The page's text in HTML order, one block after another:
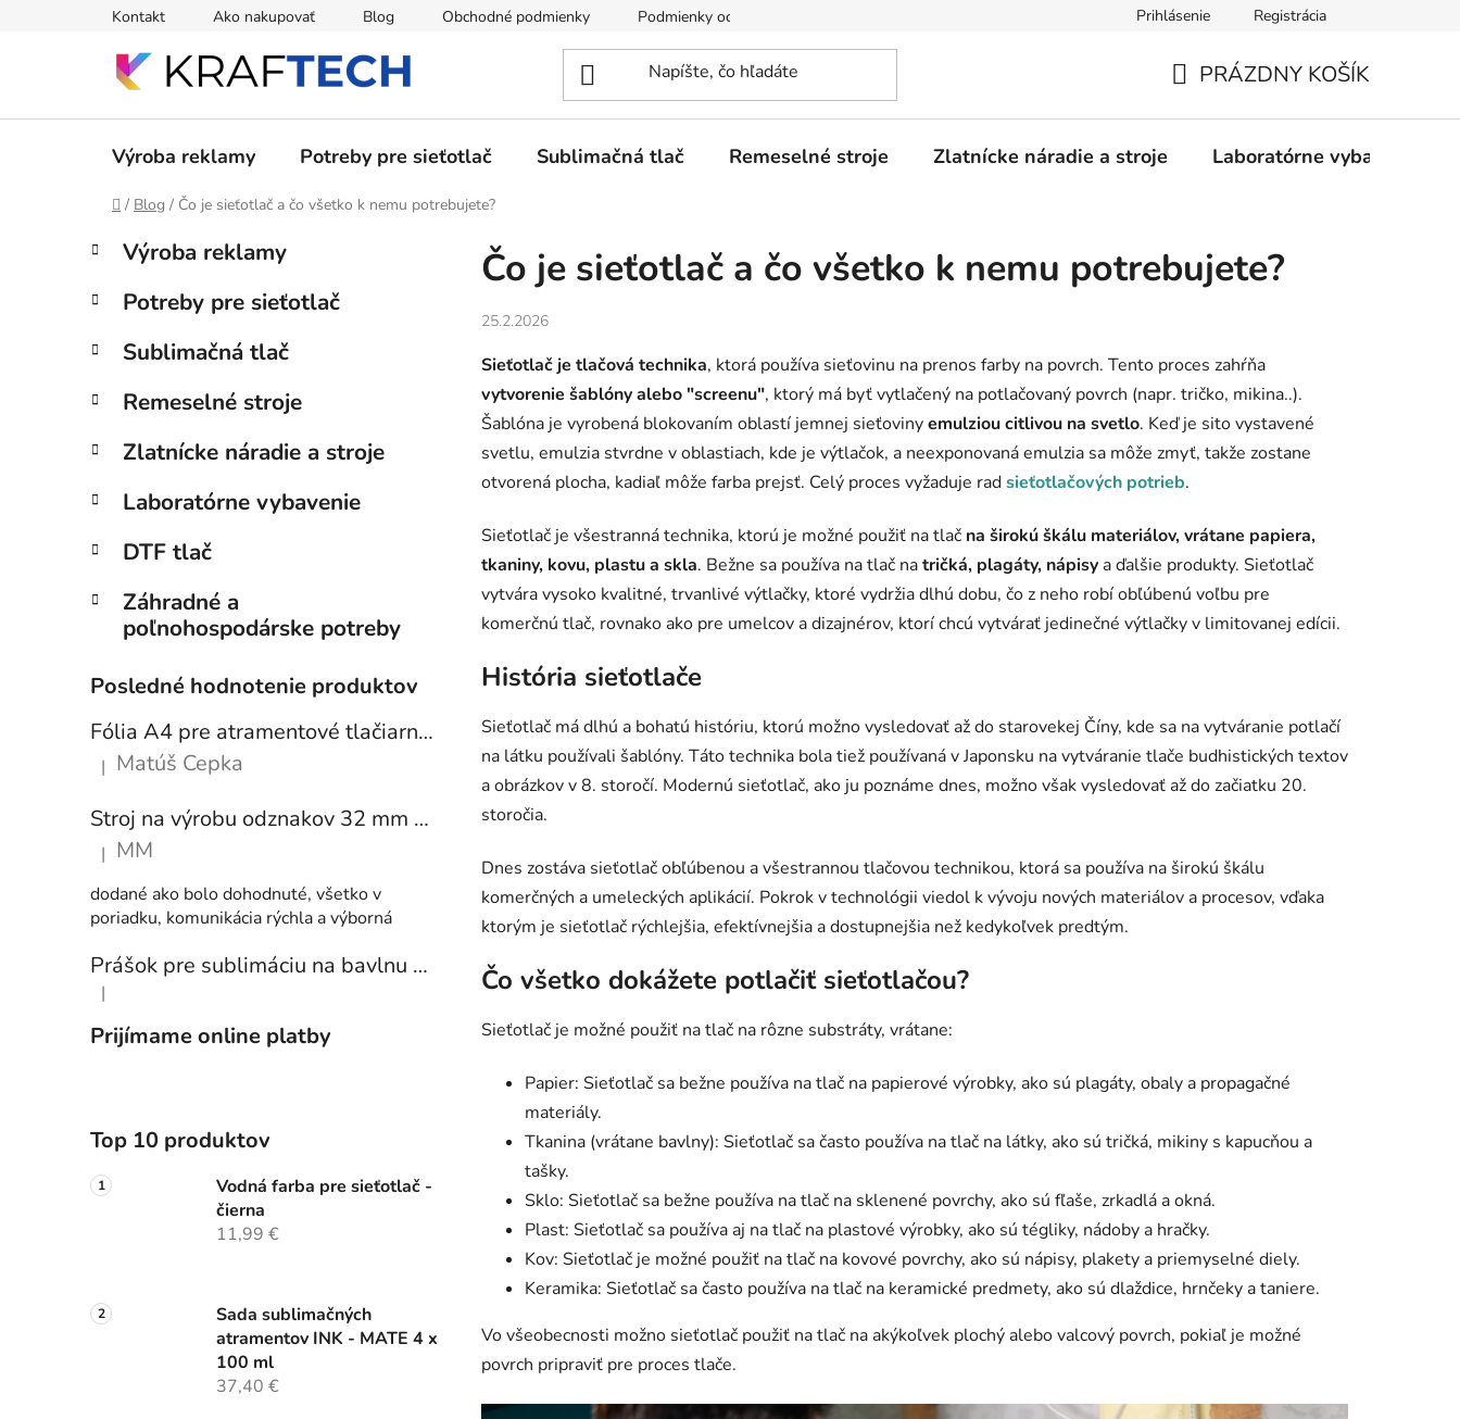
Kontakt Ako nakupovať Blog Obchodné podmienky Podmienky ochrany osobných údajov Prihlásenie Registrácia
KOŠÍK
PRÁZDNY KOŠÍK
Výroba reklamy Potreby pre sieťotlač Sublimačná tlač Remeselné stroje Zlatnícke náradie a stroje Laboratórne vybavenie
Domov
/ Blog / Čo je sieťotlač a čo všetko k nemu potrebujete?
B
č
ý
a
n
e
l
Preskočiť
kategórie
K
a
e
ó
i
Výroba reklamy
Potreby pre sieťotlač
Sublimačná tlač
Remeselné stroje
Zlatnícke náradie a stroje
Laboratórne vybavenie
DTF tlač
Záhradné a
poľnohospodárske potreby
Posledné hodnotenie produktov
Fólia A4 pre atramentové tlačiarne - sada 10 ks
Hodnotenie produktu je 5 z 5 hviezdičiek.
| Matúš Cepka
Stroj na výrobu odznakov 32 mm a 58 mm + 250 ks odznakov
Hodnotenie produktu je 5 z 5 hviezdičiek.
| MM
dodané ako bolo dohodnuté, všetko v
poriadku, komunikácia rýchla a výborná
Prášok pre sublimáciu na bavlnu 1 kg
Hodnotenie produktu je 5 z 5 hviezdičiek.
|
Prijímame online platby
Top 10 produktov
Vodná farba pre sieťotlač -
čierna
11,99 €
Sada sublimačných
atramentov INK - MATE 4 x
100 ml
37,40 €
Čo je sieťotlač a čo všetko k nemu potrebujete?
25.2.2026
Sieťotlač je tlačová technika, ktorá používa sieťovinu na prenos farby na povrch. Tento proces zahŕňa
vytvorenie šablóny alebo "screenu", ktorý má byť vytlačený na potlačovaný povrch (napr. tričko, mikina..).
Šablóna je vyrobená blokovaním oblastí jemnej sieťovinyemulziou citlivou na svetlo. Keď je sito vystavené
svetlu, emulzia stvrdne v oblastiach, kde je výtlačok, a neexponovaná emulzia sa môže zmyť, takže zostane
otvorená plocha, kadiaľ môže farba prejsť. Celý proces vyžaduje radsieťotlačových potrieb.
Sieťotlač je všestranná technika, ktorú je možné použiť na tlač na širokú škálu materiálov, vrátane papiera,
tkaniny, kovu, plastu a skla. Bežne sa používa na tlač natričká, plagáty, nápisy a ďalšie produkty. Sieťotlač
vytvára vysoko kvalitné, trvanlivé výtlačky, ktoré vydržia dlhú dobu, čo z neho robí obľúbenú voľbu pre
komerčnú tlač, rovnako ako pre umelcov a dizajnérov, ktorí chcú vytvárať jedinečné výtlačky v limitovanej edícii.
História sieťotlače
Sieťotlač má dlhú a bohatú históriu, ktorú možno vysledovať až do starovekej Číny, kde sa na vytváranie potlačí
na látku používali šablóny. Táto technika bola tiež používaná v Japonsku na vytváranie tlače budhistických textov
a obrázkov v 8. storočí. Modernú sieťotlač, ako ju poznáme dnes, možno však vysledovať až do začiatku 20.
storočia.
Dnes zostáva sieťotlač obľúbenou a všestrannou tlačovou technikou, ktorá sa používa na širokú škálu
komerčných a umeleckých aplikácií. Pokrok v technológii viedol k vývoju nových materiálov a procesov, vďaka
ktorým je sieťotlač rýchlejšia, efektívnejšia a dostupnejšia než kedykoľvek predtým.
Čo všetko dokážete potlačiť sieťotlačou?
Sieťotlač je možné použiť na tlač na rôzne substráty, vrátane:
Papier: Sieťotlač sa bežne používa na tlač na papierové výrobky, ako sú plagáty, obaly a propagačné
materiály.
Tkanina (vrátane bavlny): Sieťotlač sa často používa na tlač na látky, ako sú tričká, mikiny s kapucňou a
tašky.
Sklo: Sieťotlač sa bežne používa na tlač na sklenené povrchy, ako sú fľaše, zrkadlá a okná.
Plast: Sieťotlač sa používa aj na tlač na plastové výrobky, ako sú tégliky, nádoby a hračky.
Kov: Sieťotlač je možné použiť na tlač na kovové povrchy, ako sú nápisy, plakety a priemyselné diely.
Keramika: Sieťotlač sa často používa na tlač na keramické predmety, ako sú dlaždice, hrnčeky a taniere.
Vo všeobecnosti možno sieťotlač použiť na tlač na akýkoľvek plochý alebo valcový povrch, pokiaľ je možné
povrch pripraviť pre proces tlače.